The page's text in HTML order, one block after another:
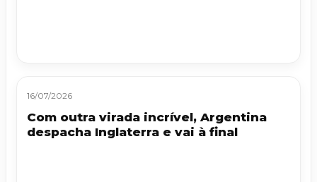
16/07/2026
Com outra virada incrível, Argentina
despacha Inglaterra e vai à final